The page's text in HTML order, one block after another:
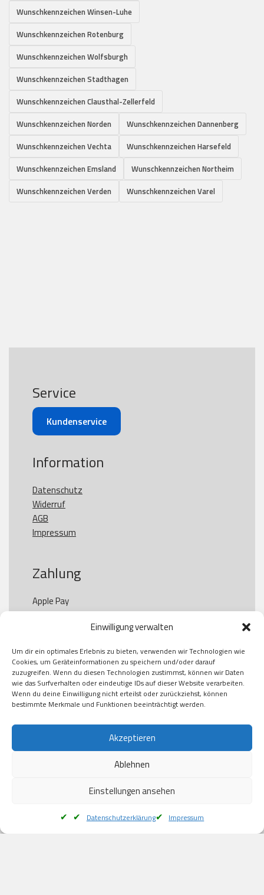
Einwilligung verwalten
Um dir ein optimales Erlebnis zu bieten, verwenden wir Technologien wie
Cookies, um Geräteinformationen zu speichern und/oder darauf
zuzugreifen. Wenn du diesen Technologien zustimmst, können wir Daten
wie das Surfverhalten oder eindeutige IDs auf dieser Website verarbeiten.
Wenn du deine Einwilligung nicht erteilst oder zurückziehst, können
bestimmte Merkmale und Funktionen beeinträchtigt werden.
Akzeptieren
Ablehnen
Einstellungen ansehen
Datenschutzerklärung Impressum
Wunschkennzeichen Winsen-Luhe
Wunschkennzeichen Rotenburg
Wunschkennzeichen Wolfsburgh
Wunschkennzeichen Stadthagen
Wunschkennzeichen Clausthal-Zellerfeld
Wunschkennzeichen Norden
Wunschkennzeichen Dannenberg
Wunschkennzeichen Vechta
Wunschkennzeichen Harsefeld
Wunschkennzeichen Emsland
Wunschkennzeichen Northeim
Wunschkennzeichen Verden
Wunschkennzeichen Varel
Service
Kundenservice
Information
Datenschutz
Widerruf
AGB
Impressum
Zahlung
Apple Pay
Paypal
Kauf auf Rechung
Klarna
American Express